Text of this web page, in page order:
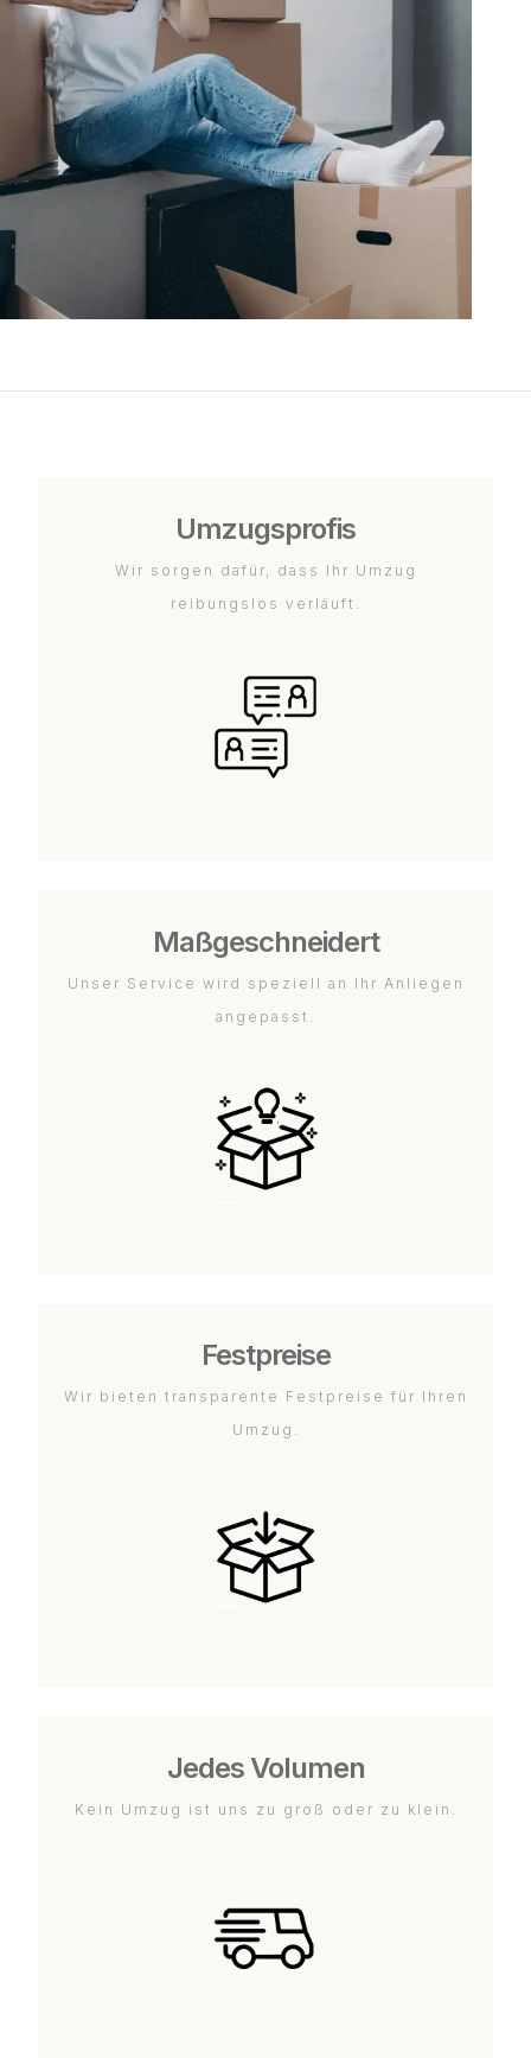
Umzugsprofis
Wir sorgen dafür, dass Ihr Umzug
reibungslos verläuft.
Maßgeschneidert
Unser Service wird speziell an Ihr Anliegen
angepasst.
Festpreise
Wir bieten transparente Festpreise für Ihren
Umzug.
Jedes Volumen
Kein Umzug ist uns zu groß oder zu klein.